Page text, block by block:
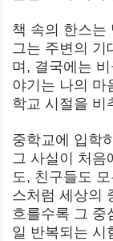
책 속의 한스는
그는 주변의
며, 결국에는
야기는 나의 마
학교 시절을 비
중학교에 입학
그 사실이 처음
도, 친구들도
스처럼 세상의
흐를수록 그 중
일 반복되는 시